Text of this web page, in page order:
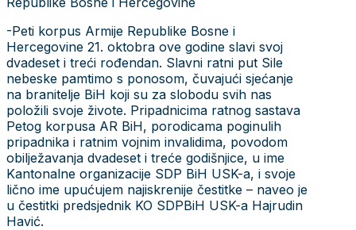
-Peti korpus Armije Republike Bosne i
Hercegovine 21. oktobra ove godine slavi svoj
dvadeset i treći rođendan. Slavni ratni put Sile
nebeske pamtimo s ponosom, čuvajući sjećanje
na branitelje BiH koji su za slobodu svih nas
položili svoje živote. Pripadnicima ratnog sastava
Petog korpusa AR BiH, porodicama poginulih
pripadnika i ratnim vojnim invalidima, povodom
obilježavanja dvadeset i treće godišnjice, u ime
Kantonalne organizacije SDP BiH USK-a, i svoje
lično ime upućujem najiskrenije čestitke – naveo je
u čestitki predsjednik KO SDPBiH USK-a Hajrudin
Havić.